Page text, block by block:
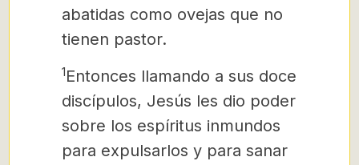
abatidas como ovejas que no
tienen pastor.
1Entonces llamando a sus doce
discípulos, Jesús les dio poder
sobre los espíritus inmundos
para expulsarlos y para sanar